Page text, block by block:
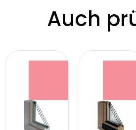
Auch